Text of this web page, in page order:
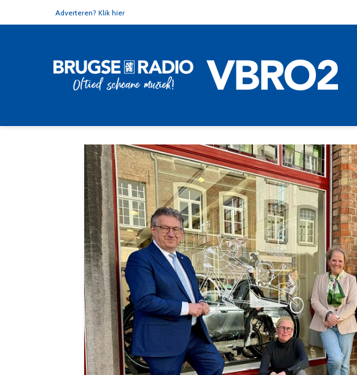
Adverteren? Klik hier